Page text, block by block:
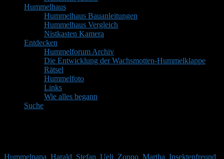
Hummelhaus
Hummelhaus Bauanleitungen
Hummelhaus Vergleich
Nistkasten Kamera
Entdecken
Hummelforum Archiv
Die Entwicklung der Wachsmotten-Hummelklappe
Rätsel
Hummelfoto
Links
Wie alles begann
Suche
Hummelpapa Harald Stefan Ueli Zoppo Martha Insektenfreund